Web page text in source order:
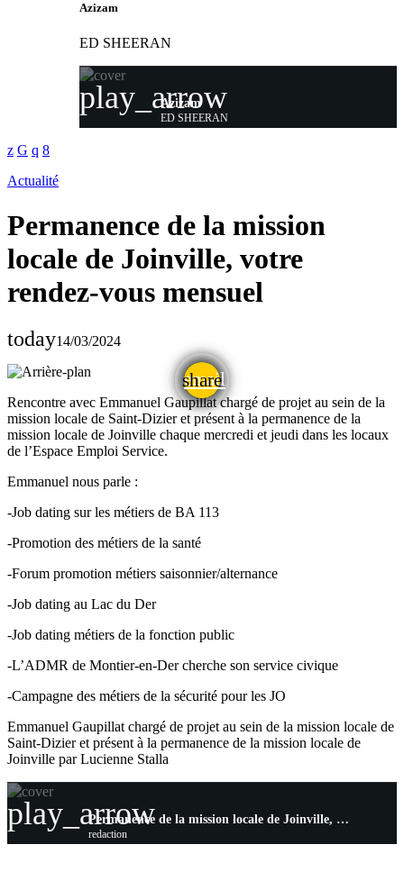
Azizam
ED SHEERAN
play_arrow
Azizam
ED SHEERAN
Actualité
Permanence de la mission
locale de Joinville, votre
rendez-vous mensuel
today14/03/2024
share
email
Rencontre avec Emmanuel Gaupillat chargé de projet au sein de la
mission locale de Saint-Dizier et présent à la permanence de la
mission locale de Joinville chaque mercredi et jeudi dans les locaux
de l’Espace Emploi Service.
Emmanuel nous parle :
-Job dating sur les métiers de BA 113
-Promotion des métiers de la santé
-Forum promotion métiers saisonnier/alternance
-Job dating au Lac du Der
-Job dating métiers de la fonction public
-L’ADMR de Montier-en-Der cherche son service civique
-Campagne des métiers de la sécurité pour les JO
Emmanuel Gaupillat chargé de projet au sein de la mission locale de
Saint-Dizier et présent à la permanence de la mission locale de
Joinville par Lucienne Stalla
play_arrow Permanence de la mission locale de Joinville, votre rendez-vous mensuel
redaction